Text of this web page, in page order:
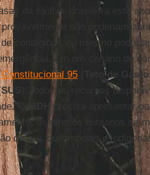
da mulher brasileira este
não poderiam
contágio –, ou mesmo
Em um cenário de
95( Teto de
SUS
), todos os recursos
O
precisa apresentar
os direitos humanos de
de rua, quilombolas e